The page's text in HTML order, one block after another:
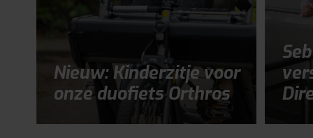
Nieuw: Kinderzitje voor
onze duofiets Orthros